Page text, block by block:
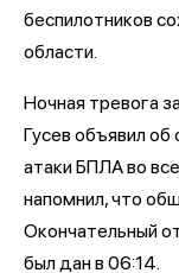
беспилотников
области.
Ночная тревога
Гусев объявил об
атаки БПЛА во
напомнил, что
Окончательный
был дан в 06:14.